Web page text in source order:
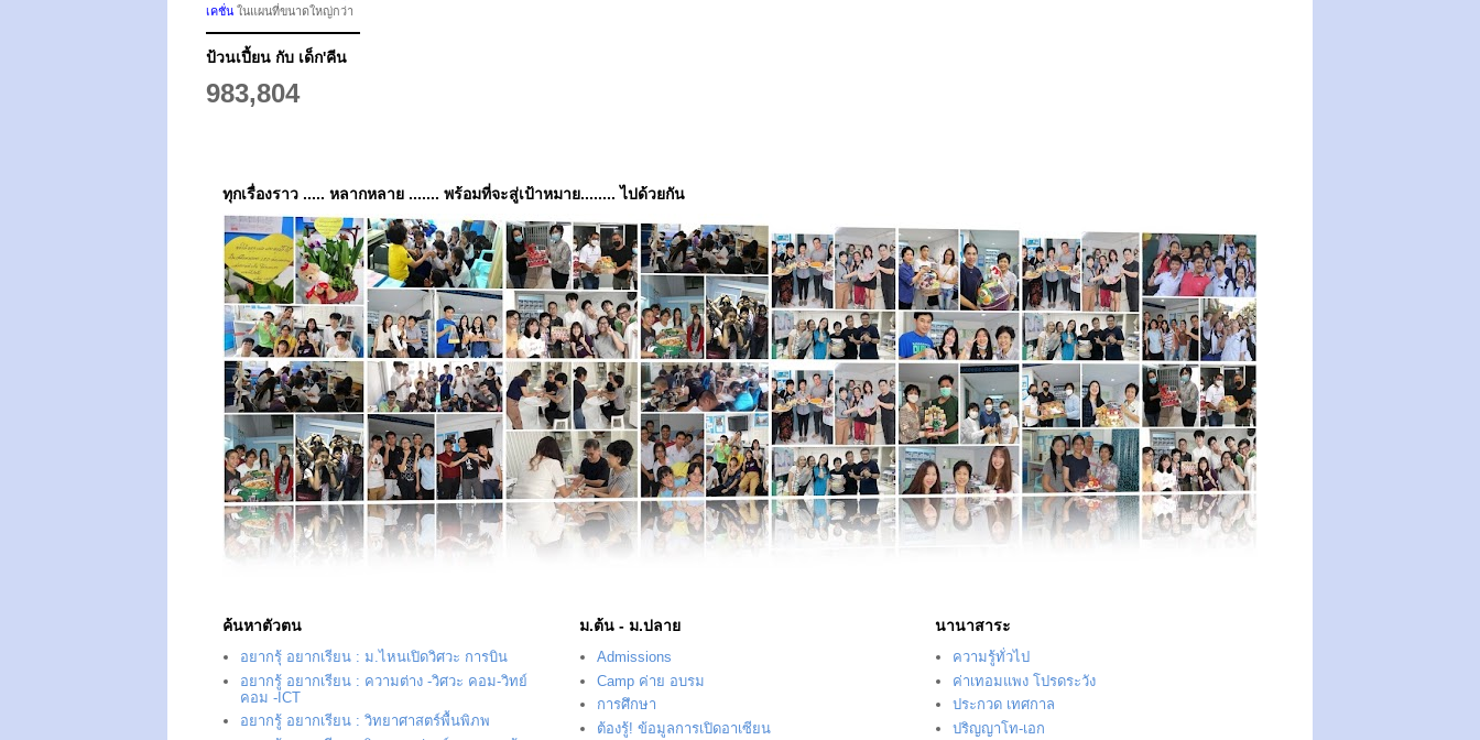
เคชั่น ในแผนที่ขนาดใหญ่กว่า
ป้วนเปี้ยน กับ เด็ก'คีน
983,804
ทุกเรื่องราว ..... หลากหลาย ....... พร้อมที่จะสู่เป้าหมาย........ ไปด้วยกัน
ค้นหาตัวตน
อยากรุ้ อยากเรียน : ม.ไหนเปิดวิศวะ การบิน
อยากรู้ อยากเรียน : ความต่าง -วิศวะ คอม-วิทย์
คอม -ICT
อยากรู้ อยากเรียน : วิทยาศาสตร์พื้นพิภพ
ม.ต้น - ม.ปลาย
Admissions
Camp ค่าย อบรม
การศึกษา
ต้องรู้! ข้อมูลการเปิดอาเซียน
นานาสาระ
ความรู้ทั่วไป
ค่าเทอมแพง โปรดระวัง
ประกวด เทศกาล
ปริญญาโท-เอก